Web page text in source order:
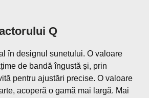
Q
în designul sunetului. O valoare
de bandă îngustă și, prin
pentru ajustări precise. O valoare
acoperă o gamă mai largă. Mai